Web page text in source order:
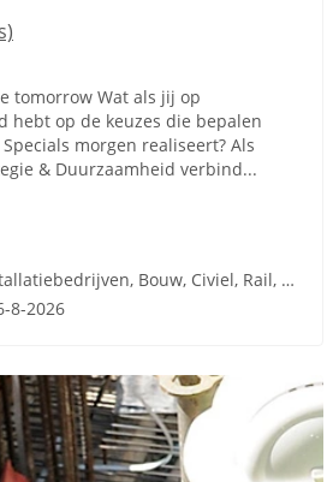
tomorrow Wat als jij op
hebt op de keuzes die bepalen
morgen realiseert? Als
& Duurzaamheid verbind...
Wegenbouw, Installatiebedrijven, Bouw, Civiel, Rail, Infrastructuren
8-2026